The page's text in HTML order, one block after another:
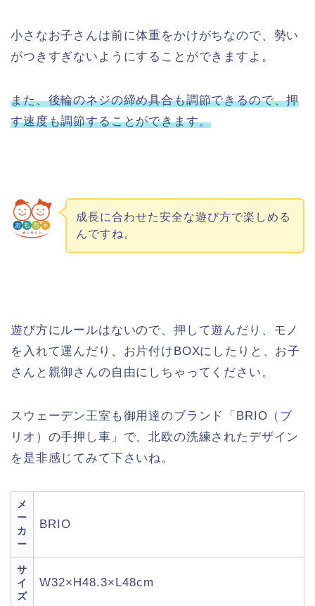
小さなお子さんは前に体重をかけがちなので、勢い
がつきすぎないようにすることができますよ。
また、後輪のネジの締め具合も調節できるので、押
す速度も調節することができます。
成長に合わせた安全な遊び方で楽しめる
んですね。
遊び方にルールはないので、押して遊んだり、モノ
を入れて運んだり、お片付けBOXにしたりと、お子
さんと親御さんの自由にしちゃってください。
スウェーデン王室も御用達のブランド「BRIO（ブ
リオ）の手押し車」で、北欧の洗練されたデザイン
を是非感じてみて下さいね。
メ
ー
カ
ー
BRIO
サ
イ
ズ
W32×H48.3×L48cm